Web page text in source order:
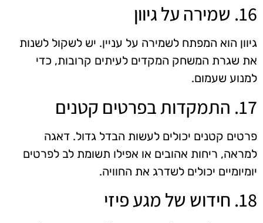
16. שמירה על גיוון
גיוון הוא המפתח לשמירה על עניין. יש לשקול לשנות
את שגרת המשחק המקדים לעיתים קרובות, כדי
למנוע שעמום.
17. התמקדות בפרטים קטנים
פרטים קטנים יכולים לעשות הבדל גדול. דאגה
למראה, ריחות אהובים או אפילו תשומת לב לפרטים
יומיומיים יכולים לשדרג את החוויה.
18. חידוש של מגע פיזי